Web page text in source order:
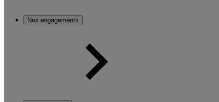
Nos engagements